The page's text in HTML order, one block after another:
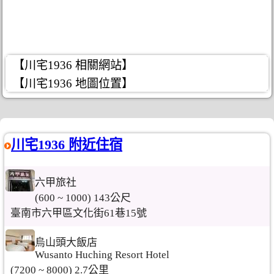
【川宅1936 相關網站】
【川宅1936 地圖位置】
川宅1936 附近住宿
六甲旅社
(600 ~ 1000) 143公尺
臺南市六甲區文化街61巷15號
烏山頭大飯店
Wusanto Huching Resort Hotel
(7200 ~ 8000) 2.7公里